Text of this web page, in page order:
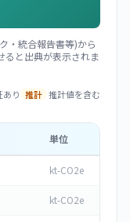
・統合報告書等)から
ると出典が表示されま
り 推計 推計値を含む
単位
kt-CO2e
kt-CO2e